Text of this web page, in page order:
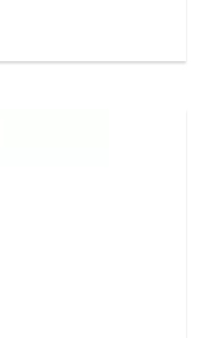
ein praktischer
Bolzen,
Fahrzeugteilen
Bau, Industrie